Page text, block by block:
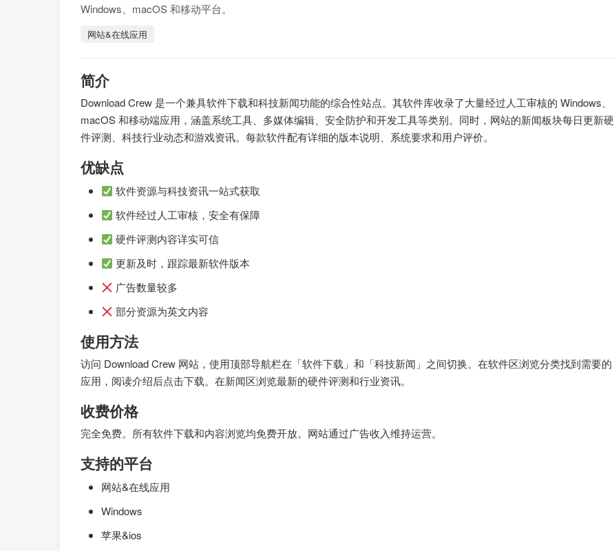
Windows、macOS 和移动平台。
网站&在线应用
简介
Download Crew 是一个兼具软件下载和科技新闻功能的综合性站点。其软件库收录了大量经过人工审核的 Windows、
macOS 和移动端应用，涵盖系统工具、多媒体编辑、安全防护和开发工具等类别。同时，网站的新闻板块每日更新硬
件评测、科技行业动态和游戏资讯。每款软件配有详细的版本说明、系统要求和用户评价。
优缺点
软件资源与科技资讯一站式获取
软件经过人工审核，安全有保障
硬件评测内容详实可信
更新及时，跟踪最新软件版本
广告数量较多
部分资源为英文内容
使用方法
访问 Download Crew 网站，使用顶部导航栏在「软件下载」和「科技新闻」之间切换。在软件区浏览分类找到需要的
应用，阅读介绍后点击下载。在新闻区浏览最新的硬件评测和行业资讯。
收费价格
完全免费。所有软件下载和内容浏览均免费开放。网站通过广告收入维持运营。
支持的平台
网站&在线应用
Windows
苹果&ios